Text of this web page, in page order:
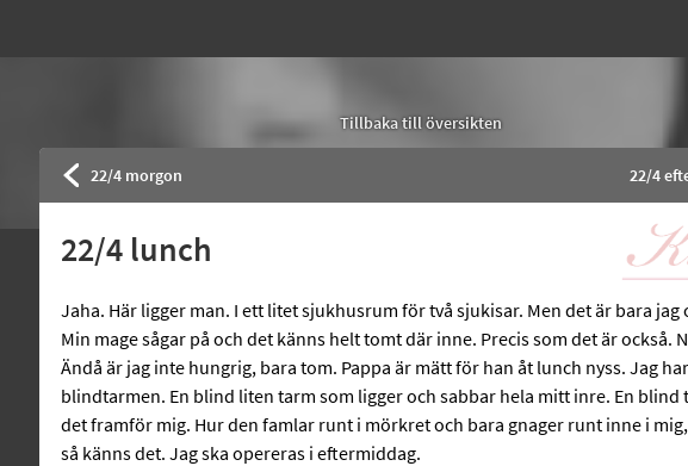
Tillbaka till översikten
22/4 morgon 22/4
22/4 lunch
Jaha. Här ligger man. I ett litet sjukhusrum för två sjukisar. Men det är bara jag
Min mage sågar på och det känns helt tomt där inne. Precis som det är också.
Ändå är jag inte hungrig, bara tom. Pappa är mätt för han åt lunch nyss. Jag har
blindtarmen. En blind liten tarm som ligger och sabbar hela mitt inre. En blind
det framför mig. Hur den famlar runt i mörkret och bara gnager runt inne i
så känns det. Jag ska opereras i eftermiddag.